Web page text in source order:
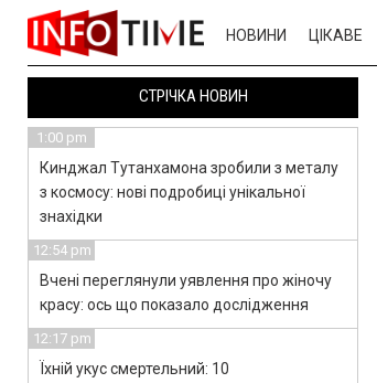
НОВИНИ ЦІКАВЕ
СТРІЧКА НОВИН
1:00 pm
Кинджал Тутанхамона зробили з металу
з космосу: нові подробиці унікальної
знахідки
12:54 pm
Вчені переглянули уявлення про жіночу
красу: ось що показало дослідження
12:17 pm
Їхній укус смертельний: 10